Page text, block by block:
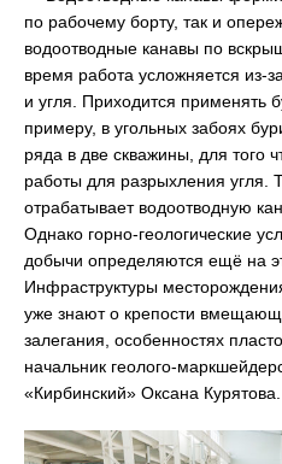
по рабочему борту, так и
водоотводные канавы по
время работа усложняется из-
и угля. Приходится применять
примеру, в угольных забоях
ряда в две скважины, для того
работы для разрыхления угля.
отрабатывает водоотводную
Однако горно-геологические
добычи определяются ещё на
Инфраструктуры
уже знают о крепости
залегания, особенностях
начальник геолого-
«Кирбинский» Оксана Курятова.